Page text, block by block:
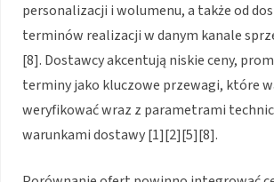
personalizacji i wolumenu, a także od
terminów realizacji w danym kanale
[8]. Dostawcy akcentują niskie ceny,
terminy jako kluczowe przewagi, które
weryfikować wraz z parametrami
warunkami dostawy [1][2][5][8].